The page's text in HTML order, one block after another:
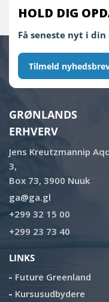
HOLD DIG
Få seneste nyt i
Tilmeld
GRØNLANDS
ERHVERV
Jens Kreutzmannip
3,
Box 73, 3900 Nuuk
ga@ga.gl
+299 32 15 00
+299 23 73 40
LINKS
Future Greenland
Kursusudbydere